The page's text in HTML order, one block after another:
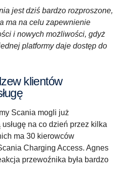
jest dziś bardzo rozproszone,
ma na celu zapewnienie
i nowych możliwości, gdyż
platformy daje dostęp do
Scania mogli już
na co dzień przez kilka
ma 30 kierowców
Charging Access. Agnes
przewoźnika była bardzo